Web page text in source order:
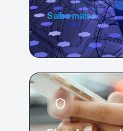
Saiba mais